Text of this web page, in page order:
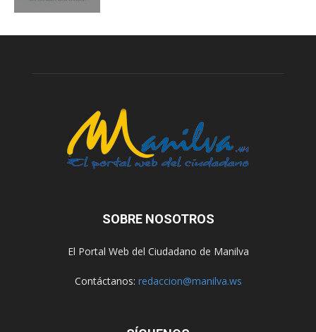
SOBRE NOSOTROS
El Portal Web del Ciudadano de Manilva
Contáctanos: redaccion@manilva.ws